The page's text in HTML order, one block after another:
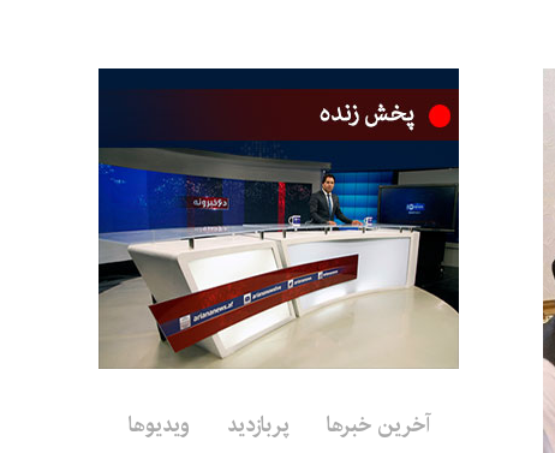
آخرین خبرها پربازدید ویدیوها